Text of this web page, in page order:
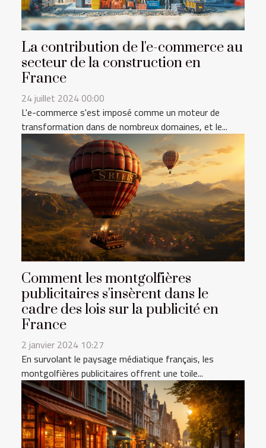
La contribution de l'e-commerce au
secteur de la construction en
France
24 juillet 2024 00:00
L'e-commerce s'est imposé comme un moteur de
transformation dans de nombreux domaines, et le...
Comment les montgolfières
publicitaires s'insèrent dans le
cadre des lois sur la publicité en
France
2 janvier 2024 10:27
En survolant le paysage médiatique français, les
montgolfières publicitaires offrent une toile...